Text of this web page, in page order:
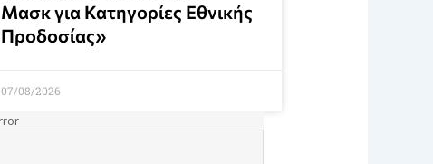
Μασκ για Κατηγορίες Εθνικής
Προδοσίας»
07/08/2026